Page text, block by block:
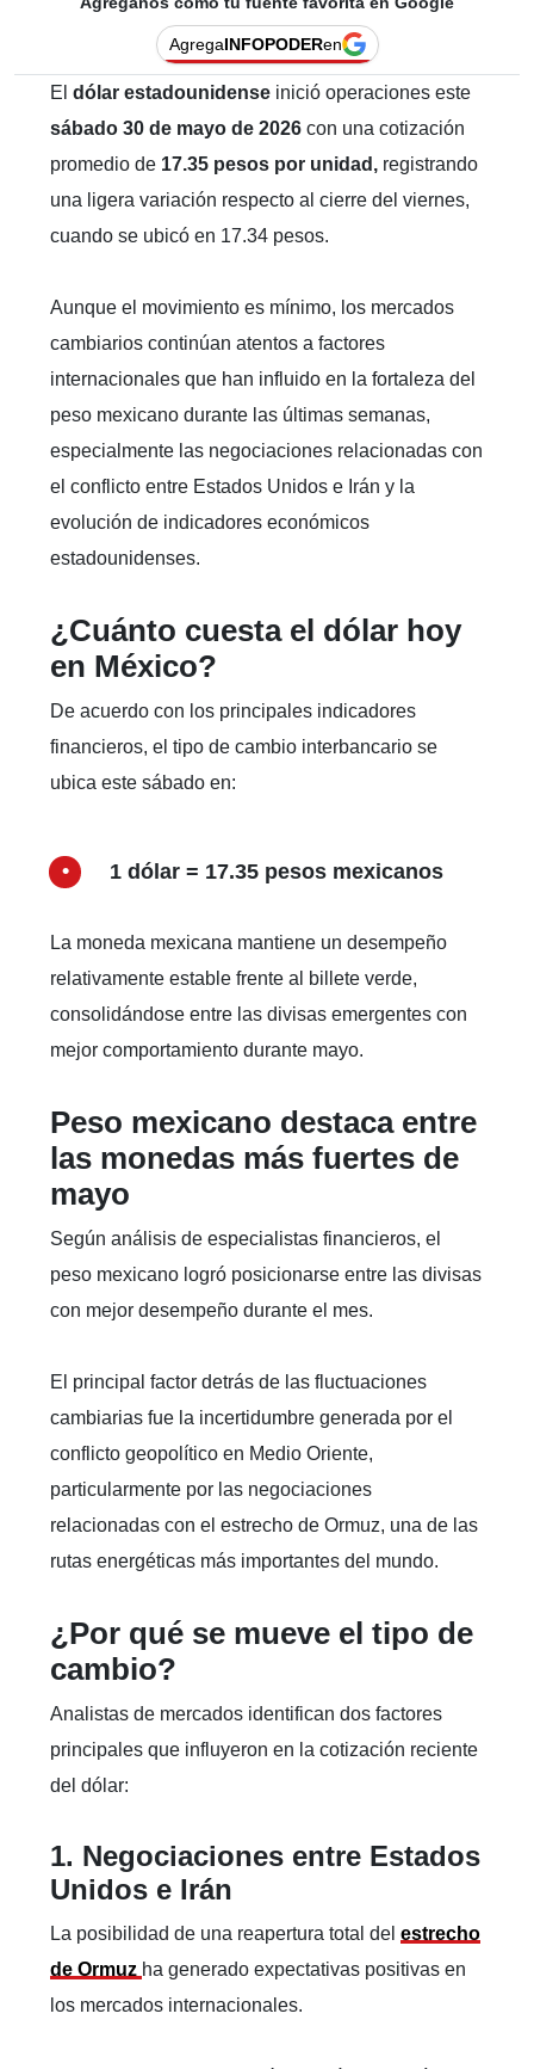
AgregaINFOPODERen
El dólar estadounidense inició operaciones este
sábado 30 de mayo de 2026 con una cotización
promedio de 17.35 pesos por unidad, registrando
una ligera variación respecto al cierre del viernes,
cuando se ubicó en 17.34 pesos.
Aunque el movimiento es mínimo, los mercados
cambiarios continúan atentos a factores
internacionales que han influido en la fortaleza del
peso mexicano durante las últimas semanas,
especialmente las negociaciones relacionadas con
el conflicto entre Estados Unidos e Irán y la
evolución de indicadores económicos
estadounidenses.
¿Cuánto cuesta el dólar hoy
en México?
De acuerdo con los principales indicadores
financieros, el tipo de cambio interbancario se
ubica este sábado en:
1 dólar = 17.35 pesos mexicanos
La moneda mexicana mantiene un desempeño
relativamente estable frente al billete verde,
consolidándose entre las divisas emergentes con
mejor comportamiento durante mayo.
Peso mexicano destaca entre
las monedas más fuertes de
mayo
Según análisis de especialistas financieros, el
peso mexicano logró posicionarse entre las divisas
con mejor desempeño durante el mes.
El principal factor detrás de las fluctuaciones
cambiarias fue la incertidumbre generada por el
conflicto geopolítico en Medio Oriente,
particularmente por las negociaciones
relacionadas con el estrecho de Ormuz, una de las
rutas energéticas más importantes del mundo.
¿Por qué se mueve el tipo de
cambio?
Analistas de mercados identifican dos factores
principales que influyeron en la cotización reciente
del dólar:
1. Negociaciones entre Estados
Unidos e Irán
La posibilidad de una reapertura total del estrecho
de Ormuz ha generado expectativas positivas en
los mercados internacionales.